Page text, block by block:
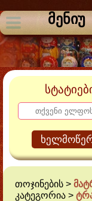
მენიუ
თოჯინების >
კატეგორია >